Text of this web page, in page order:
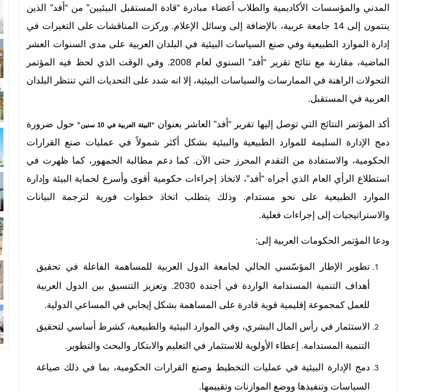
المدني والمؤسسات الأكاديمية والطلاب أعضاء مبادرة “قادة المستقبل البيئيين” من “أفد” الذين
ينتمون إلى 14 جامعة عربية، بالإضافة إلى وسائل الإعلام. وركزت المناقشات على التغيرات في
إدارة الموارد الطبيعية وفي صنع السياسات البيئية في البلدان العربية على مدى السنوات العشر
الماضية، مقارنة مع نتائج تقرير “أفد” السنوي لعام 2008. وفي الوقت الذي لحظ فيه المؤتمر
التحولات الراهنة في الممارسات والسياسات البيئية، إلا انه شدد على التحديات التي تنتظر البلدان
العربية في المستقبل.
أكد المؤتمر النتائج التي توصل إليها تقرير “أفد” العاشر بعنوان “البيئة العربية في 10 سنين”
حول ضرورة
دمج الإدارة السليمة للموارد الطبيعية والبيئية بشكل أكثر شمولاً في عمليات صنع القرارات
الحكومية، والاستفادة من التقدم المحرز حتى الآن. كما دعم مطالبة الجمهور، كما ظهرت في
استطلاع الرأي العام الذي أجراه “أفد”، لاتخاذ إجراءات حكومية أقوى وأسرع لحماية البيئة وإدارة
الموارد الطبيعية على نحو مستدام. وذلك يتطلب اتخاذ خطوات فورية لترجمة البيانات
والاستراتيجيات إلى إجراءات فعلية.
ودعا المؤتمر الحكومات العربية إلى:
تطوير الإطار المؤسّسي الحالي لجامعة الدول العربية للمساهمة الفاعلة في تحقيق
أهداف التنمية المستدامة الواردة في أجندة 2030. وتعزيز التنسيق بين الدول العربية
للعمل كمجموعة إقليمية قوية قادرة على المساهمة بشكل إيجابي في المساعي الدولية.
الاستثمار في رأس المال البشري، وفي الموارد البيئية والطبيعية، كشرط أساسي لتحقيق
التنمية المستدامة. إعطاء الأولوية للاستثمار في التعليم والابتكار والبحث والتطوير.
دمج الإدارة البيئية في عمليات التخطيط وصنع القرارات الحكومية، بما في ذلك صياغة
السياسات وتنفيذها ووضع الموازنات وتقييمها.